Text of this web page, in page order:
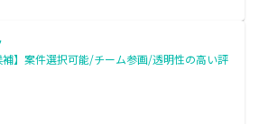
補】案件選択可能/チーム参画/透明性の高い評